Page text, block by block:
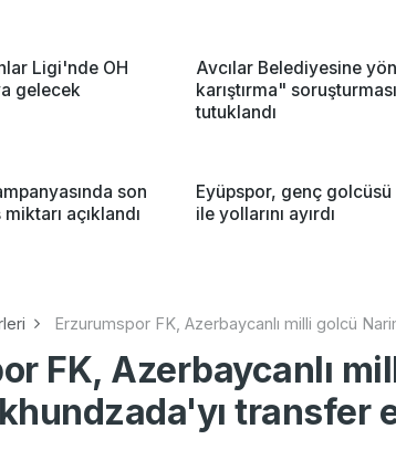
Ligi'nde OH
gelecek
Avcılar Belediyesine
karıştırma"
tutuklandı
son
açıklandı
Eyüpspor, genç
ile yollarını ayırdı
Erzurumspor FK, Azerbaycanlı milli golcü
FK, Azerbaycanlı
transfer